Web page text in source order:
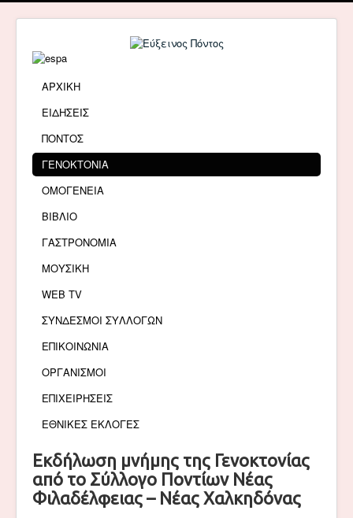
ΑΡΧΙΚΗ
ΕΙΔΗΣΕΙΣ
ΠΟΝΤΟΣ
ΓΕΝΟΚΤΟΝΙΑ
ΟΜΟΓΕΝΕΙΑ
ΒΙΒΛΙΟ
ΓΑΣΤΡΟΝΟΜΙΑ
ΜΟΥΣΙΚΗ
WEB TV
ΣΥΝΔΕΣΜΟΙ ΣΥΛΛΟΓΩΝ
ΕΠΙΚΟΙΝΩΝΙΑ
ΟΡΓΑΝΙΣΜΟΙ
ΕΠΙΧΕΙΡΗΣΕΙΣ
ΕΘΝΙΚΕΣ ΕΚΛΟΓΕΣ
Εκδήλωση μνήμης της Γενοκτονίας
από το Σύλλογο Ποντίων Νέας
Φιλαδέλφειας – Νέας Χαλκηδόνας